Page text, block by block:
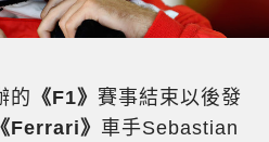
的 《F1》 賽事結束以後發
《Ferrari》 車手Sebastian